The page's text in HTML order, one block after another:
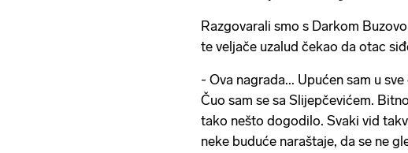
Razgovarali smo s Darkom
te veljače uzalud čekao da otac
- Ova nagrada... Upućen sam u
Čuo sam se sa Slijepčevićem.
tako nešto dogodilo. Svaki vid
neke buduće naraštaje, da se ne